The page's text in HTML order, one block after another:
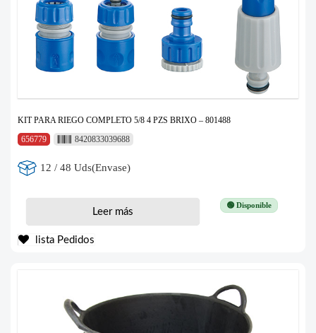
KIT PARA RIEGO COMPLETO 5/8 4 PZS BRIXO – 801488
656779
8420833039688
12 / 48 Uds(Envase)
🟢 Disponible
Leer más
lista Pedidos